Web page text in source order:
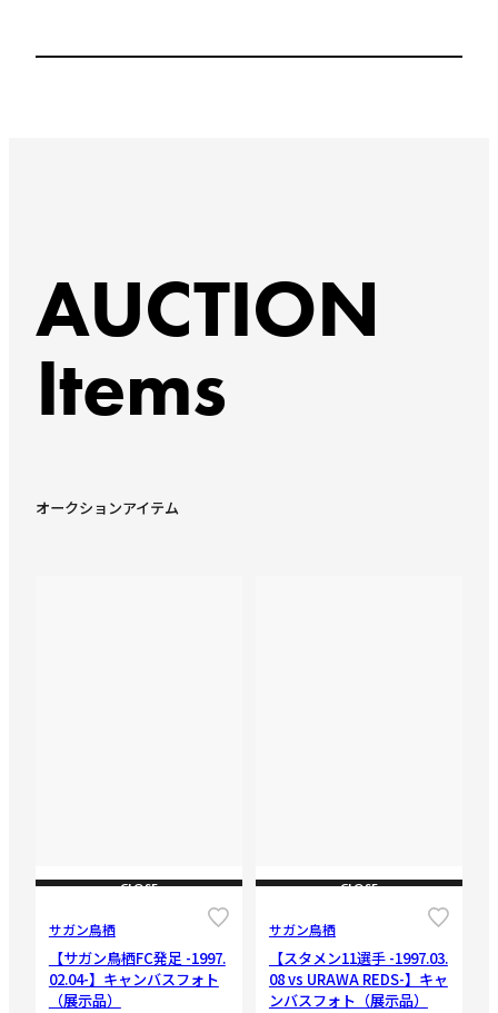
AUCTION
Items
オークションアイテム
CLOSE
サガン鳥栖
【サガン鳥栖FC発足 -1997.
02.04-】キャンバスフォト
（展示品）
CLOSE
サガン鳥栖
【スタメン11選手 -1997.03.
08 vs URAWA REDS-】キャ
ンバスフォト（展示品）